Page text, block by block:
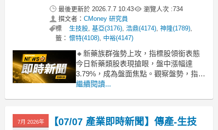
最後更新於 2026.7.7 10:43 瀏覽人次 :734
撰文者： CMoney 研究員
標
籤：
生技股,基亞(3176),浩鼎(4174),神隆(1789),
懷特(4108), 中裕(4147)
🔸新藥族群強勢上攻，指標股領銜表態
今日新藥類股表現搶眼，盤中漲幅達
3.79%，成為盤面焦點。觀察盤勢，指標
股藥華藥與基亞率先發動攻勢，漲幅分
對新藥研發進度的正面預期，加上部分
個股可能傳出營運或臨床利多，吸引買
繼續閱讀...
7月 2026年
【07/07 產業即時新聞】傳產-生技